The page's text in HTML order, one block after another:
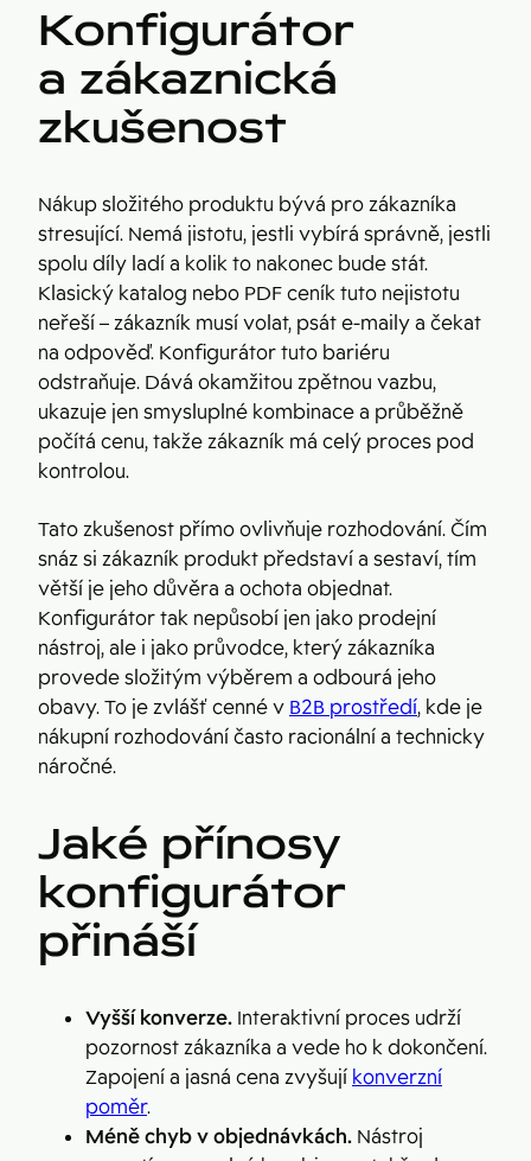
Konfigurátor
a zákaznická
zkušenost
Nákup složitého produktu bývá pro zákazníka
stresující. Nemá jistotu, jestli vybírá správně, jestli
spolu díly ladí a kolik to nakonec bude stát.
Klasický katalog nebo PDF ceník tuto nejistotu
neřeší – zákazník musí volat, psát e-maily a čekat
na odpověď. Konfigurátor tuto bariéru
odstraňuje. Dává okamžitou zpětnou vazbu,
ukazuje jen smysluplné kombinace a průběžně
počítá cenu, takže zákazník má celý proces pod
kontrolou.
Tato zkušenost přímo ovlivňuje rozhodování. Čím
snáz si zákazník produkt představí a sestaví, tím
větší je jeho důvěra a ochota objednat.
Konfigurátor tak nepůsobí jen jako prodejní
nástroj, ale i jako průvodce, který zákazníka
provede složitým výběrem a odbourá jeho
obavy. To je zvlášť cenné v B2B prostředí, kde je
nákupní rozhodování často racionální a technicky
náročné.
Jaké přínosy
konfigurátor
přináší
Vyšší konverze. Interaktivní proces udrží
pozornost zákazníka a vede ho k dokončení.
Zapojení a jasná cena zvyšují konverzní
poměr.
Méně chyb v objednávkách. Nástroj